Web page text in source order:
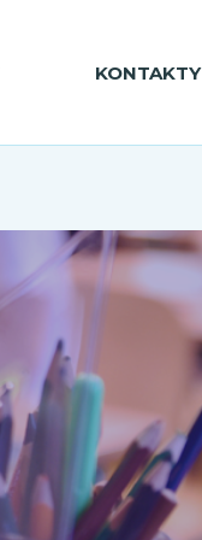
KONTAKTY